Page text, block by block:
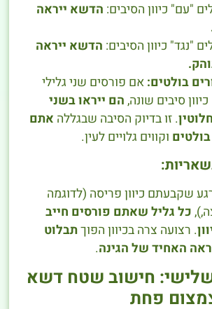
"עם" כיוון הסיבים: הדשא ייראה
"נגד" כיוון הסיבים: הדשא ייראה
בולטים: אם פורסים שני גלילי
סיבים שונה, הם ייראו בשני
. זו בדיוק הסיבה שבגללה אתם
וקווים גלויים לעין.
שקבעתם כיוון פריסה (לדוגמה
כל גליל שאתם פורסים חייב
. רצועה צרה בכיוון הפוךתבלוט
האחיד של הגינה.
חישוב שטח דשא
פחת